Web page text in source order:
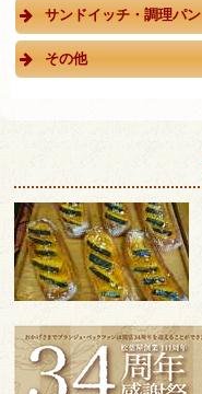
サンドイッチ・調理パン
その他